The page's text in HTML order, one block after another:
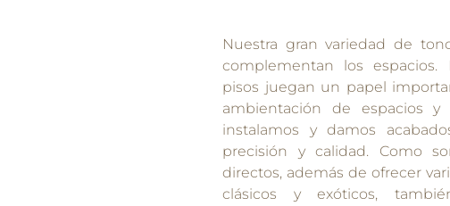
Nuestra gran variedad de
complementan los
pisos juegan un papel
ambientación de espacios y
instalamos y damos
precisión y calidad. Como
directos, además de ofrecer
clásicos y exóticos,